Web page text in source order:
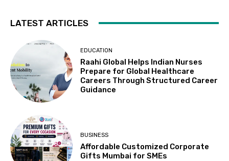
LATEST ARTICLES
EDUCATION
Raahi Global Helps Indian Nurses
Prepare for Global Healthcare
Careers Through Structured Career
Guidance
BUSINESS
Affordable Customized Corporate
Gifts Mumbai for SMEs